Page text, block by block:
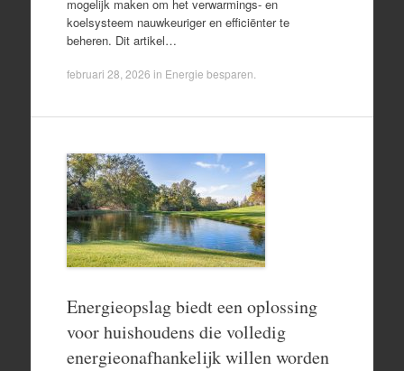
mogelijk maken om het verwarmings- en
koelsysteem nauwkeuriger en efficiënter te
beheren. Dit artikel…
februari 28, 2026 in Energie besparen
Energieopslag biedt een oplossing
voor huishoudens die volledig
energieonafhankelijk willen worden